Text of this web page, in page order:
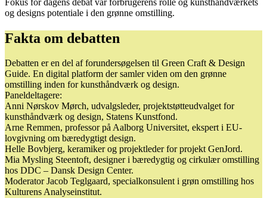
og designs potentiale i den grønne omstilling.
Fakta om debatten
Debatten er en del af forundersøgelsen til Green Craft & Design
Guide. En digital platform der samler viden om den grønne
omstilling inden for kunsthåndværk og design.
Paneldeltagere:
Anni Nørskov Mørch, udvalgsleder, projektstøtteudvalget for
kunsthåndværk og design, Statens Kunstfond.
Arne Remmen, professor på Aalborg Universitet, ekspert i EU-
lovgivning om bæredygtigt design.
Helle Bovbjerg, keramiker og projektleder for projekt GenJord.
Mia Mysling Steentoft, designer i bæredygtig og cirkulær omstilling
hos DDC – Dansk Design Center.
Moderator Jacob Teglgaard, specialkonsulent i grøn omstilling hos
Kulturens Analyseinstitut.